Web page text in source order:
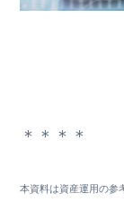
＊＊＊＊
本資料は資産運用の参